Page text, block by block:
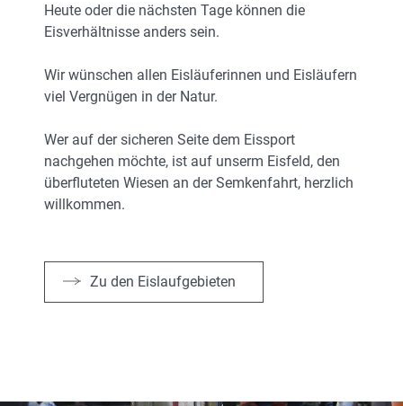
Heute oder die nächsten Tage können die
Eisverhältnisse anders sein.
Wir wünschen allen Eisläuferinnen und Eisläufern
viel Vergnügen in der Natur.
Wer auf der sicheren Seite dem Eissport
nachgehen möchte, ist auf unserm Eisfeld, den
überfluteten Wiesen an der Semkenfahrt, herzlich
willkommen.
Zu den Eislaufgebieten